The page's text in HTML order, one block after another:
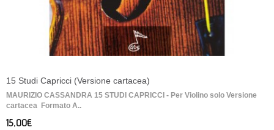
15 Studi Capricci (Versione cartacea)
MAURIZIO CASSANDRA 15 STUDI CAPRICCI - Per Violino solo Versione
cartacea Formato A..
15,00€